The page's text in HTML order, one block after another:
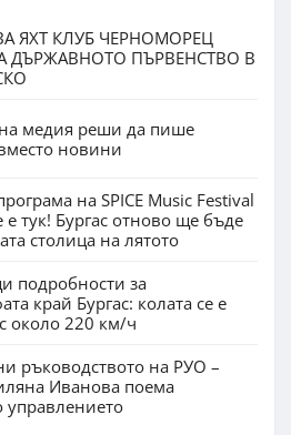
ЯХТ КЛУБ ЧЕРНОМОРЕЦ
ДЪРЖАВНОТО ПЪРВЕНСТВО В
медия реши да пише
новини
на SPICE Music Festival
е тук! Бургас отново ще бъде
столица на лятото
подробности за
край Бургас: колата се е
около 220 км/ч
ръководството на РУО –
Иванова поема
управлението